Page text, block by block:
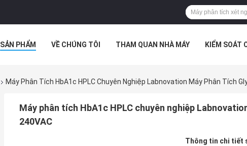
SẢN PHẨM VỀ CHÚNG TÔI THAM QUAN NHÀ MÁY KIỂM SOÁT
Máy Phân Tích HbA1c HPLC Chuyên Nghiệp Labnovation Máy Phân Tích
Máy phân tích HbA1c HPLC chuyên nghiệp
240VAC
Thông tin chi tiết